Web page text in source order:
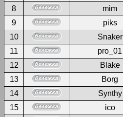
8
mim
9
piks
10
Snaker
11
pro_01
12
Blake
13
Borg
14
Synthy
15
ico